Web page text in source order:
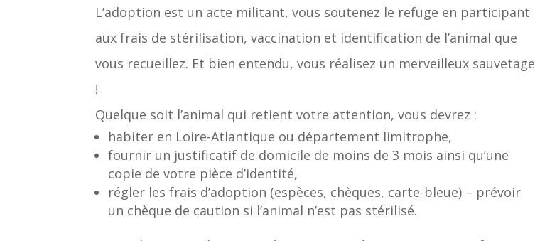
L’adoption est un acte militant, vous soutenez le refuge en participant
aux frais de stérilisation, vaccination et identification de l’animal que
vous recueillez. Et bien entendu, vous réalisez un merveilleux sauvetage
!
Quelque soit l’animal qui retient votre attention, vous devrez :
habiter en Loire-Atlantique ou département limitrophe,
fournir un justificatif de domicile de moins de 3 mois ainsi qu’une
copie de votre pièce d’identité,
régler les frais d’adoption (espèces, chèques, carte-bleue) – prévoir
un chèque de caution si l’animal n’est pas stérilisé.